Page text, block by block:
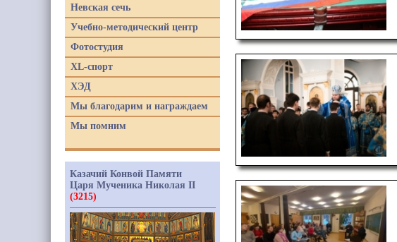
Невская сечь
Учебно-методический центр
Фотостудия
XL-спорт
ХЭД
Мы благодарим и награждаем
Мы помним
Казачий Конвой Памяти
Царя Мученика Николая II
(3215)